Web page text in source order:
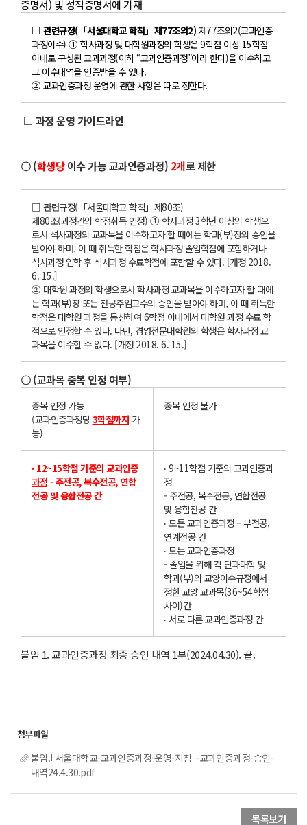
증명서) 및 성적증명서에 기재
□ 관련규정(「서울대학교 학칙」제77조의2) 제77조의2(교과인증
과정이수) ① 학사과정 및 대학원과정의 학생은 9학점 이상 15학점
이내로 구성된 교과과정(이하 “교과인증과정”이라 한다)을 이수하고
그 이수내역을 인증받을 수 있다.
② 교과인증과정 운영에 관한 사항은 따로 정한다.
□ 과정 운영 가이드라인
〇 (학생당이수 가능 교과인증과정) 2개로 제한
□ 관련규정(「서울대학교 학칙」제80조)
제80조(과정간의 학점취득 인정) ① 학사과정 3학년 이상의 학생으
로서 석사과정의 교과목을 이수하고자 할 때에는 학과(부)장의 승인을
받아야 하며, 이 때 취득한 학점은 학사과정 졸업학점에 포함하거나
석사과정 입학 후 석사과정 수료학점에 포함할 수 있다. [개정 2018.
6. 15.]
② 대학원 과정의 학생으로서 학사과정 교과목을 이수하고자 할 때에
는 학과(부)장 또는 전공주임교수의 승인을 받아야 하며, 이 때 취득한
학점은 대학원 과정을 통산하여 6학점 이내에서 대학원 과정 수료 학
점으로 인정할 수 있다. 다만, 경영전문대학원의 학생은 학사과정 교
과목을 이수할 수 없다. [개정 2018. 6. 15.]
〇 (교과목 중복 인정 여부)
중복 인정 가능
(교과인증과정당 3학점까지 가
능)
중복 인정 불가
‧ 12~15학점 기준의 교과인증
과정 - 주전공, 복수전공, 연합
전공 및 융합전공 간
‧ 9~11학점 기준의 교과인증과
정
- 주전공, 복수전공, 연합전공
및 융합전공 간
‧ 모든 교과인증과정 – 부전공,
연계전공 간
‧ 모든 교과인증과정
- 졸업을 위해 각 단과대학 및
학과(부)의 교양이수규정에서
정한 교양 교과목(36~54학점
사이)간
‧ 서로 다른 교과인증과정 간
붙임 1. 교과인증과정 최종 승인 내역 1부(2024.04.30). 끝.
붙임.｢서울대학교-교과인증과정-운영-지침｣-교과인증과정-승인-
내역24.4.30.pdf
목록보기